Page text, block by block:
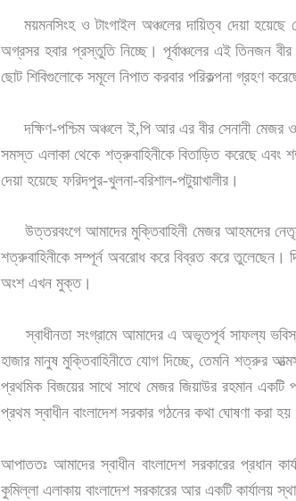
ময়মনসিংহ ও টাংগাইল অঞ্চলের দায়িত্ব দেয়া হয়েছে
অগ্রসর হবার প্রস্তুতি নিচ্ছে। পূর্বাঞ্চলের এই তিনজন
ছোট শিবিগুলোকে সমূলে নিপাত করবার পরিকল্পনা গ্রহণ
দক্ষিণ-পশ্চিম অঞ্চলে ই,পি আর এর বীর সেনানী মেজর
সমস্ত এলাকা থেকে শত্রুবাহিনীকে বিতাড়িত করেছে
দেয়া হয়েছে ফরিদপুর-খুলনা-বরিশাল-পটুয়াখালীর।
উত্তরবংগে আমাদের মুক্তিবাহিনী মেজর আহমদের
শত্রুবাহিনীকে সম্পূর্ন অবরোধ করে বিব্রত করে তুলেছেন।
অংশ এখন মুক্ত।
স্বাধীনতা সংগ্রামে আমাদের এ অভূতপূর্ব সাফল্য
হাজার মানুষ মুক্তিবাহিনীতে যোগ দিচ্ছে, তেমনি শত্রুর
প্রথমিক বিজয়ের সাথে সাথে মেজর জিয়াউর রহমান একটি
প্রথম স্বাধীন বাংলাদেশ সরকার গঠনের কথা ঘোষণা করা
আপাততঃ আমাদের স্বাধীন বাংলাদেশ সরকারের প্রধান
কুমিল্লা এলাকায় বাংলাদেশ সরকারের আর একটি কার্যালয়